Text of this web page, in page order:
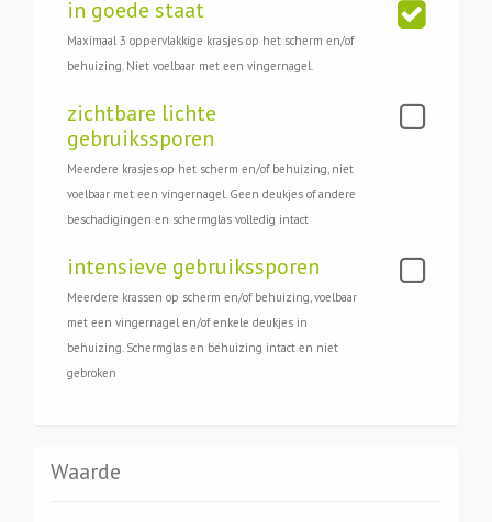
in goede staat
Maximaal 3 oppervlakkige krasjes op het scherm en/of
behuizing. Niet voelbaar met een vingernagel.
zichtbare lichte
gebruikssporen
Meerdere krasjes op het scherm en/of behuizing, niet
voelbaar met een vingernagel. Geen deukjes of andere
beschadigingen en schermglas volledig intact
intensieve gebruikssporen
Meerdere krassen op scherm en/of behuizing, voelbaar
met een vingernagel en/of enkele deukjes in
behuizing. Schermglas en behuizing intact en niet
gebroken
Waarde